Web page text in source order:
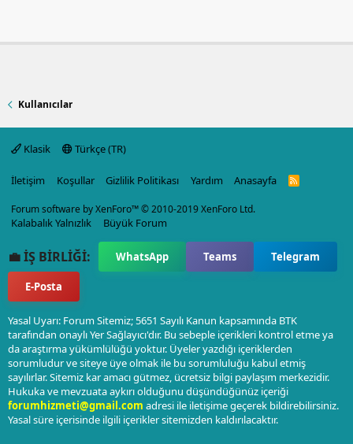
Kullanıcılar
Klasik Türkçe (TR)
İletişim Koşullar Gizlilik Politikası Yardım Anasayfa
R
Forum software by XenForo™© 2010-2019 XenForo Ltd.
Kalabalık Yalnızlık Büyük Forum
💼 İŞ BİRLİĞİ: WhatsApp Teams Telegram
E-Posta
Yasal Uyarı: Forum Sitemiz; 5651 Sayılı Kanun kapsamında BTK
tarafından onaylı Yer Sağlayıcı'dır. Bu sebeple içerikleri kontrol etme ya
da araştırma yükümlülüğü yoktur. Üyeler yazdığı içeriklerden
sorumludur ve siteye üye olmak ile bu sorumluluğu kabul etmiş
sayılırlar. Sitemiz kar amacı gütmez, ücretsiz bilgi paylaşım merkezidir.
Hukuka ve mevzuata aykırı olduğunu düşündüğünüz içeriği
forumhizmeti@gmail.com adresi ile iletişime geçerek bildirebilirsiniz.
Yasal süre içerisinde ilgili içerikler sitemizden kaldırılacaktır.